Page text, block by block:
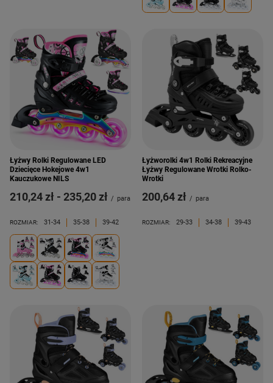
Łyżwy Rolki Regulowane LED
Dziecięce Hokejowe 4w1
Kauczukowe NILS
od
210,24 zł - do
235,20 zł / para
ROZMIAR: 31-34 35-38 39-42
Łyżworolki 4w1 Rolki Rekreacyjne
Łyżwy Regulowane Wrotki Rolko-
Wrotki
200,64 zł / para
ROZMIAR: 29-33 34-38 39-43